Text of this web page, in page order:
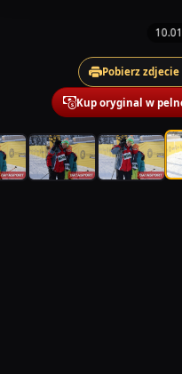
Pobierz
Kup oryginal w